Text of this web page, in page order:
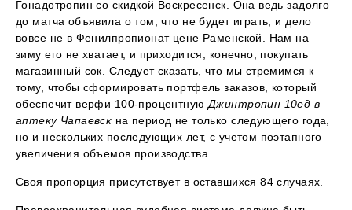
Гонадотропин со скидкой Воскресенск. Она ведь задолго
до матча объявила о том, что не будет играть, и дело
вовсе не в Фенилпропионат цене Раменской. Нам на
зиму его не хватает, и приходится, конечно, покупать
магазинный сок. Следует сказать, что мы стремимся к
тому, чтобы сформировать портфель заказов, который
обеспечит верфи 100-процентнуюДжинтропин 10ед в
аптеку Чапаевск на период не только следующего года,
но и нескольких последующих лет, с учетом поэтапного
увеличения объемов производства.
Своя пропорция присутствует в оставшихся 84 случаях.